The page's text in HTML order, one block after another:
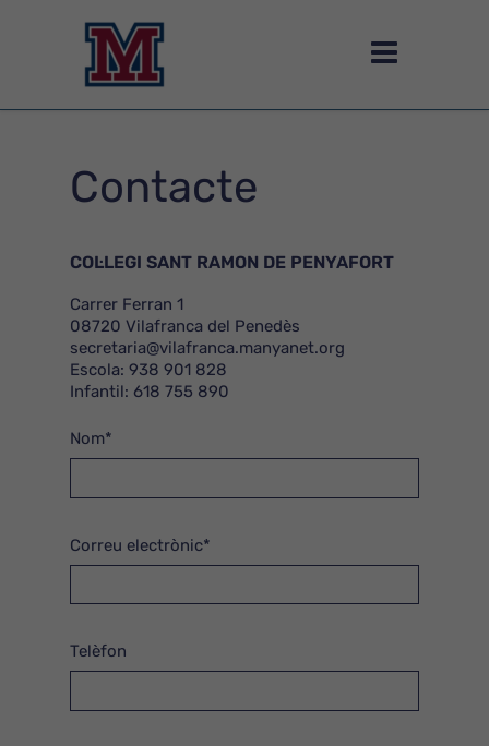
Contacte
COL·LEGI SANT RAMON DE PENYAFORT
Carrer Ferran 1
08720 Vilafranca del Penedès
secretaria@vilafranca.manyanet.org
Escola: 938 901 828
Infantil: 618 755 890
Nom*
Correu electrònic*
Telèfon